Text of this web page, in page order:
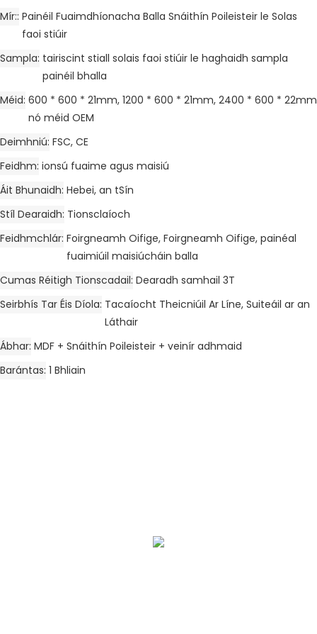
Mír: Painéil Fuaimdhíonacha Balla Snáithín Poileisteir le Solas
faoi stiúir
Sampla tairiscint stiall solais faoi stiúir le haghaidh sampla
painéil bhalla
Méid 600 * 600 * 21mm, 1200 * 600 * 21mm, 2400 * 600 * 22mm
nó méid OEM
Deimhniú FSC, CE
Feidhm ionsú fuaime agus maisiú
Áit Bhunaidh Hebei, an tSín
Stíl Dearaidh Tionsclaíoch
Feidhmchlár Foirgneamh Oifige, Foirgneamh Oifige, painéal
fuaimiúil maisiúcháin balla
Cumas Réitigh Tionscadail Dearadh samhail 3T
Seirbhís Tar Éis Díola Tacaíocht Theicniúil Ar Líne, Suiteáil ar an
Láthair
Ábhar MDF + Snáithín Poileisteir + veinír adhmaid
Barántas 1 Bhliain